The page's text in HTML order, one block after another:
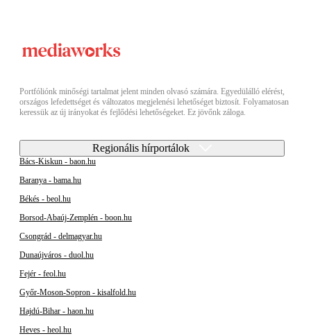
Portfóliónk minőségi tartalmat jelent minden olvasó számára. Egyedülálló elérést,
országos lefedettséget és változatos megjelenési lehetőséget biztosít. Folyamatosan
keressük az új irányokat és fejlődési lehetőségeket. Ez jövőnk záloga.
Regionális hírportálok
Bács-Kiskun - baon.hu
Baranya - bama.hu
Békés - beol.hu
Borsod-Abaúj-Zemplén - boon.hu
Csongrád - delmagyar.hu
Dunaújváros - duol.hu
Fejér - feol.hu
Győr-Moson-Sopron - kisalfold.hu
Hajdú-Bihar - haon.hu
Heves - heol.hu